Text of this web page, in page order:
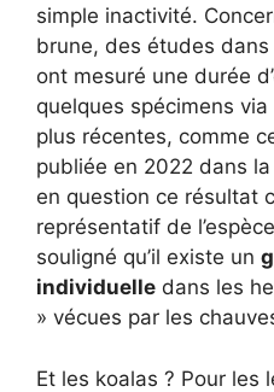
simple inactivité.
brune, des études
ont mesuré une durée
quelques spécimens
plus récentes, comme
publiée en 2022 dans
en question ce résultat
représentatif de
souligné qu’il existe un
individuelle dans les
» vécues par les
Et les koalas ? Pour les